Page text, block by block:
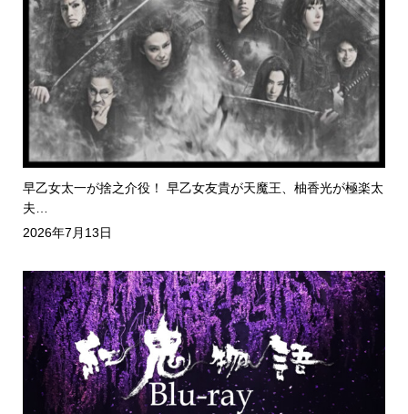
早乙女太一が捨之介役！ 早乙女友貴が天魔王、柚香光が極楽太
夫…
2026年7月13日